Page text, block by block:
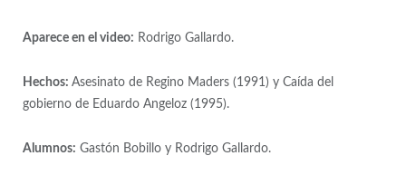
Aparece en el video: Rodrigo Gallardo.
Hechos: Asesinato de Regino Maders (1991) y Caída del
gobierno de Eduardo Angeloz (1995).
Alumnos: Gastón Bobillo y Rodrigo Gallardo.